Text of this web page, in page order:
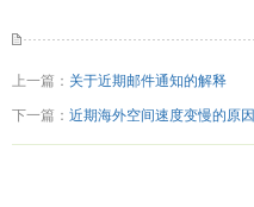
上一篇： 关于近期邮件通知的解释
下一篇： 近期海外空间速度变慢的原因